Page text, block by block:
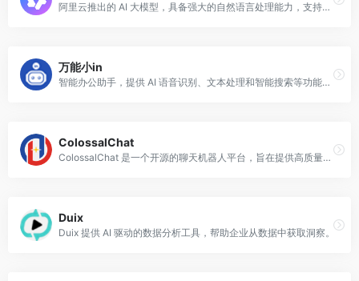
阿里云推出的 AI 大模型，具备强大的自然语言处理能力，支持多种 AI 应用场景。​
万能小in
智能办公助手，提供 AI 语音识别、文本处理和智能搜索等功能，提高工作效率。
ColossalChat
ColossalChat 是一个开源的聊天机器人平台，旨在提供高质量的对话体验。
Duix
Duix 提供 AI 驱动的数据分析工具，帮助企业从数据中获取洞察。